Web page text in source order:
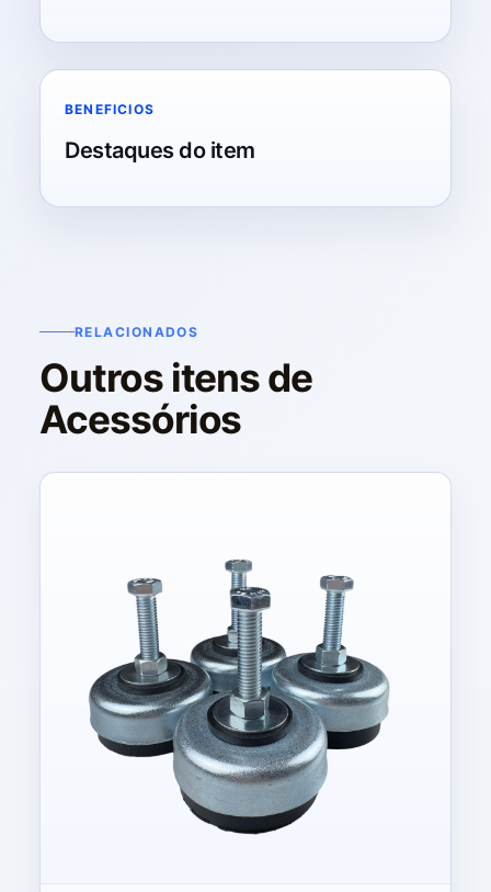
BENEFICIOS
Destaques do item
RELACIONADOS
Outros itens de
Acessórios